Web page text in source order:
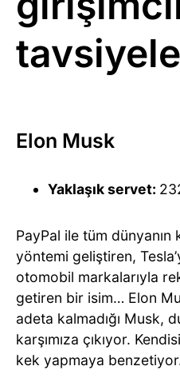
Elon Musk
Yaklaşık servet:
PayPal ile tüm dünyanın
yöntemi geliştiren,
otomobil markalarıyla
getiren bir isim… Elon
adeta kalmadığı Musk,
karşımıza çıkıyor.
kek yapmaya